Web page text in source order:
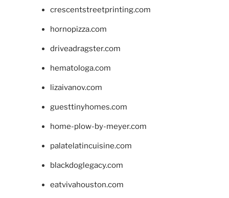
crescentstreetprinting.com
hornopizza.com
driveadragster.com
hematologa.com
lizaivanov.com
guesttinyhomes.com
home-plow-by-meyer.com
palatelatincuisine.com
blackdoglegacy.com
eatvivahouston.com